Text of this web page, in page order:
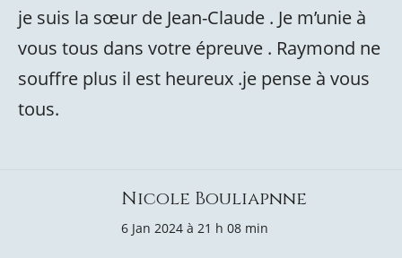
je suis la sœur de Jean-Claude . Je m’unie à
vous tous dans votre épreuve . Raymond ne
souffre plus il est heureux .je pense à vous
tous.
Nicole Bouliapnne
6 Jan 2024 à 21 h 08 min